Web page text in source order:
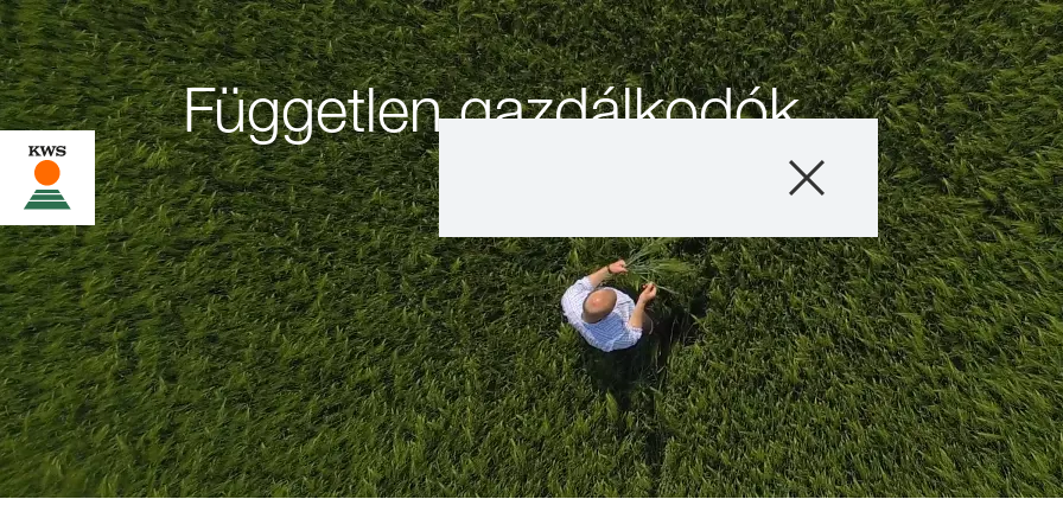
Termékek
Konzultáció
Hírek és
Digitális
Rólunk
Független gazdálkodók